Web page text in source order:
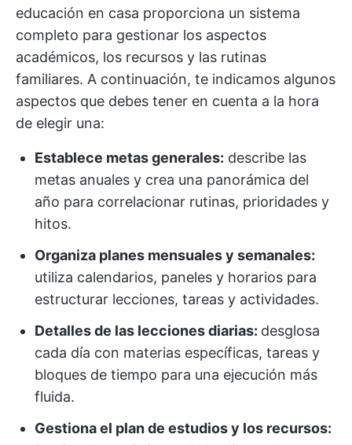
educación en casa proporciona un sistema
completo para gestionar los aspectos
académicos, los recursos y las rutinas
familiares. A continuación, te indicamos algunos
aspectos que debes tener en cuenta a la hora
de elegir una:
Establece metas generales: describe las
metas anuales y crea una panorámica del
año para correlacionar rutinas, prioridades y
hitos.
Organiza planes mensuales y semanales:
utiliza calendarios, paneles y horarios para
estructurar lecciones, tareas y actividades.
Detalles de las lecciones diarias: desglosa
cada día con materias específicas, tareas y
bloques de tiempo para una ejecución más
fluida.
Gestiona el plan de estudios y los recursos: